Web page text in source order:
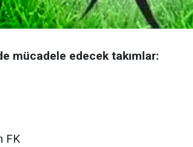
mücadele edecek takımlar:
FK